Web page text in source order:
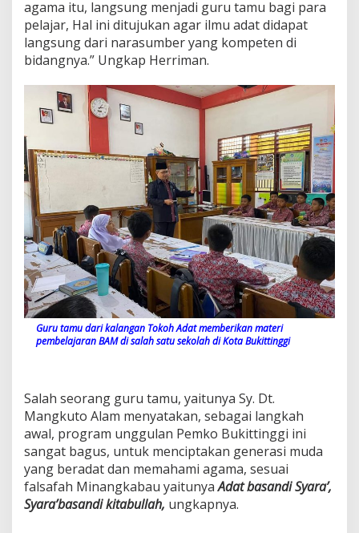
agama itu, langsung menjadi guru tamu bagi para
pelajar, Hal ini ditujukan agar ilmu adat didapat
langsung dari narasumber yang kompeten di
bidangnya.” Ungkap Herriman.
Guru tamu dari kalangan Tokoh Adat memberikan materi
pembelajaran BAM di salah satu sekolah di Kota Bukittinggi
Salah seorang guru tamu, yaitunya Sy. Dt.
Mangkuto Alam menyatakan, sebagai langkah
awal, program unggulan Pemko Bukittinggi ini
sangat bagus, untuk menciptakan generasi muda
yang beradat dan memahami agama, sesuai
falsafah Minangkabau yaitunyaAdat basandi Syara’,
Syara’basandi kitabullah, ungkapnya.